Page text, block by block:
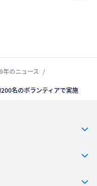
年のニュース
名のボランティアで実施